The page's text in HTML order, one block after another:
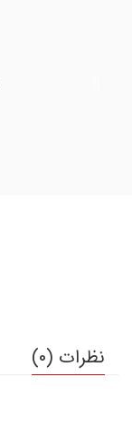
نظرات (0)